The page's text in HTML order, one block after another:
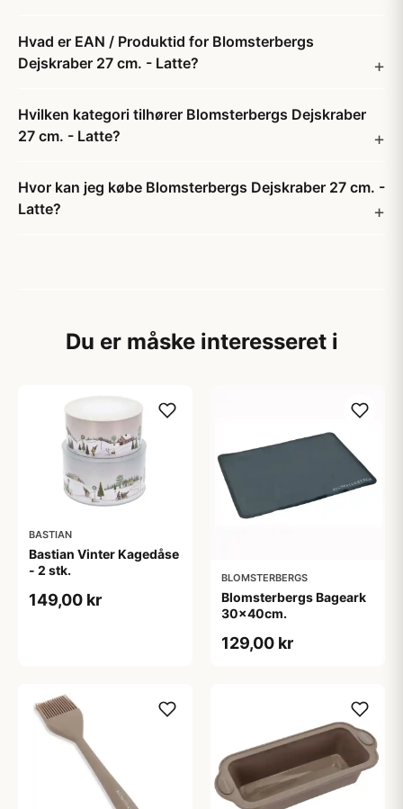
Hvad er EAN / Produktid for Blomsterbergs
Dejskraber 27 cm. - Latte?
Hvilken kategori tilhører Blomsterbergs Dejskraber
27 cm. - Latte?
Hvor kan jeg købe Blomsterbergs Dejskraber 27 cm. -
Latte?
Du er måske interesseret i
BASTIAN
Bastian Vinter Kagedåse
- 2 stk.
149,00 kr
BLOMSTERBERGS
Blomsterbergs Bageark
30x40cm.
129,00 kr